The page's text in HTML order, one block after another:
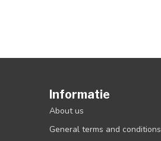
Informatie
About us
General terms and conditions